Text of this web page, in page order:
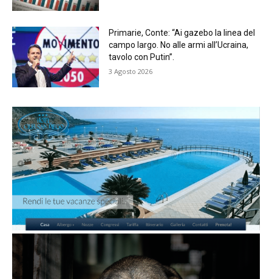
Primarie, Conte: “Ai gazebo la linea del
campo largo. No alle armi all’Ucraina,
tavolo con Putin”.
3 Agosto 2026